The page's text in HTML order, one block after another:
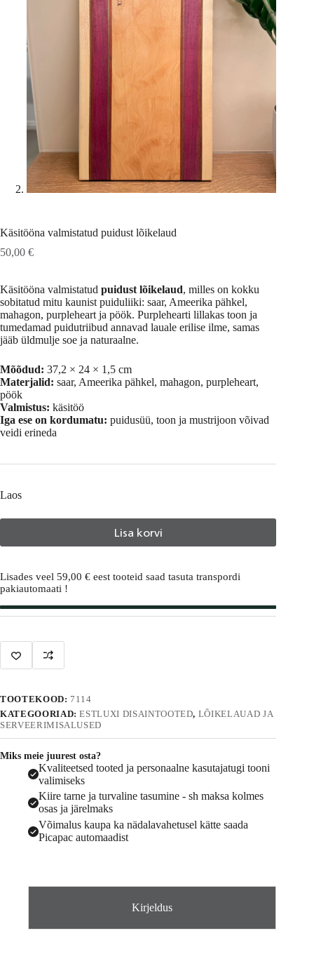
Käsitööna valmistatud puidust lõikelaud
50,00 €
Käsitööna valmistatud puidust lõikelaud, milles on kokku
sobitatud mitu kaunist puiduliiki: saar, Ameerika pähkel,
mahagon, purpleheart ja pöök. Purplehearti lillakas toon ja
tumedamad puidutriibud annavad lauale erilise ilme, samas
jääb üldmulje soe ja naturaalne.
Mõõdud: 37,2 × 24 × 1,5 cm
Materjalid: saar, Ameerika pähkel, mahagon, purpleheart,
pöök
Valmistus: käsitöö
Iga ese on kordumatu: puidusüü, toon ja mustrijoon võivad
veidi erineda
Laos
Lisa korvi
t
e
r
n
t
v
Lisades veel 59,00 € eest tooteid saad tasuta transpordi
pakiautomaati !
TOOTEKOOD: 7114
KATEGOORIAD:ESTLUXI DISAINTOOTED, LÕIKELAUAD JA
SERVEERIMISALUSED
Miks meie juurest osta?
Kvaliteetsed tooted ja personaalne kasutajatugi tooni
valimiseks
Kiire tarne ja turvaline tasumine - sh maksa kolmes
osas ja järelmaks
Võimalus kaupa ka nädalavahetusel kätte saada
Picapac automaadist
Kirjeldus